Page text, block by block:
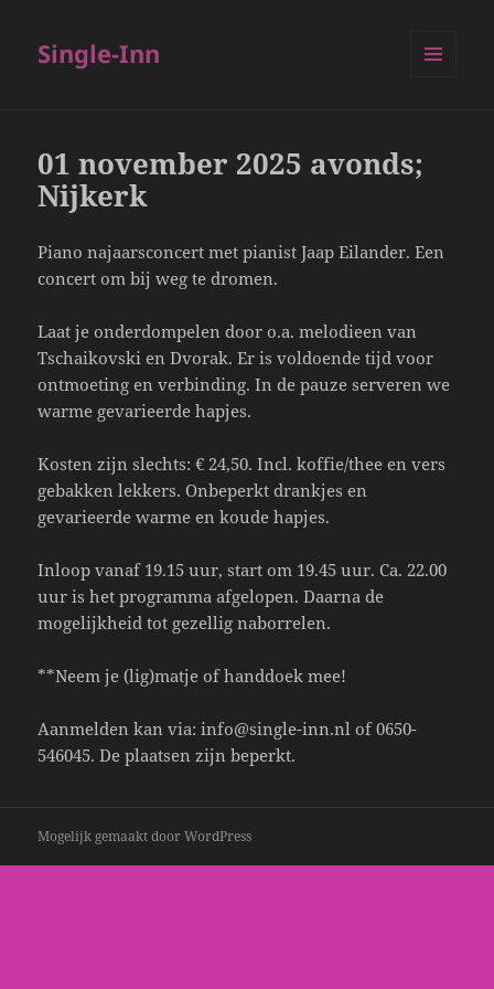
Single-Inn
01 november 2025 avonds;
Nijkerk
Piano najaarsconcert met pianist Jaap Eilander. Een
concert om bij weg te dromen.
Laat je onderdompelen door o.a. melodieen van
Tschaikovski en Dvorak. Er is voldoende tijd voor
ontmoeting en verbinding. In de pauze serveren we
warme gevarieerde hapjes.
Kosten zijn slechts: € 24,50. Incl. koffie/thee en vers
gebakken lekkers. Onbeperkt drankjes en
gevarieerde warme en koude hapjes.
Inloop vanaf 19.15 uur, start om 19.45 uur. Ca. 22.00
uur is het programma afgelopen. Daarna de
mogelijkheid tot gezellig naborrelen.
**Neem je (lig)matje of handdoek mee!
Aanmelden kan via: info@single-inn.nl of 0650-
546045. De plaatsen zijn beperkt.
Mogelijk gemaakt door WordPress